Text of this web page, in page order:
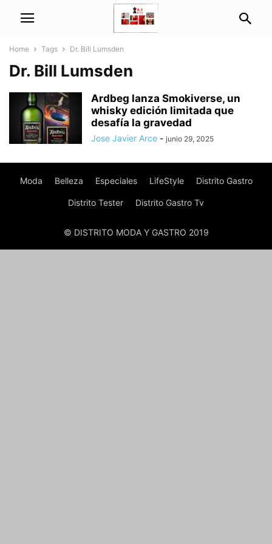
Home Tags Dr. Bill Lumsden
Dr. Bill Lumsden
Ardbeg lanza Smokiverse, un
whisky edición limitada que
desafía la gravedad
Jose Javier Arce - junio 29, 2025
Moda Belleza Especiales LifeStyle Distrito Gastro
Distrito Tester Distrito Gastro Tv
© DISTRITO MODA Y GASTRO 2019